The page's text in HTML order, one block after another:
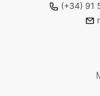
(+34) 91